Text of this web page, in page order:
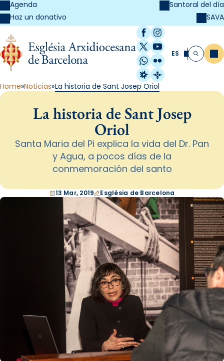
Agenda
Haz un donativo
Santoral del día
SAVA
Facebook
Instagram
X / Twitter
YouTube
WhatsApp
Flickr
Radio Estel
Catalunya
ES Buscar
Home Noticias La historia de Sant Josep Oriol
La historia de Sant Josep
Oriol
Santa Maria del Pi explica la vida del Dr. Pan
y Agua, a pocos días de la
conmemoración del santo
13 Mar, 2019 Església de Barcelona